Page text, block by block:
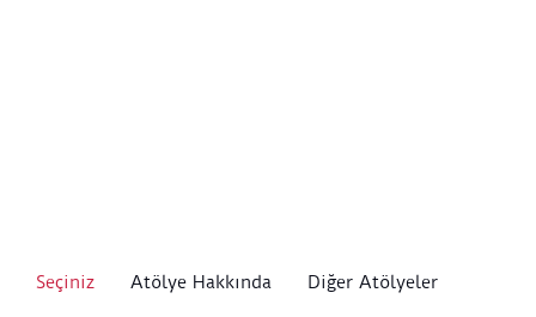
Seçiniz Atölye Hakkında Diğer Atölyeler